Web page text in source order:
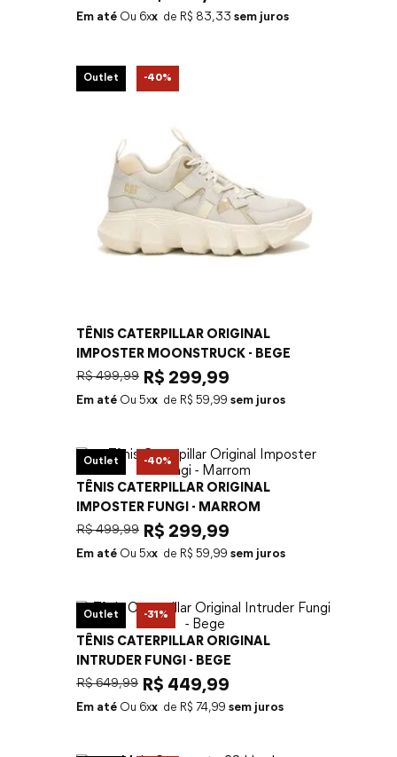
Em até 6 x R$ 83,33 sem juros
Outlet -40%
TÊNIS CATERPILLAR ORIGINAL
IMPOSTER MOONSTRUCK - BEGE
R$ 499,99 R$ 299,99
Em até 5 x R$ 59,99 sem juros
Outlet -40%
TÊNIS CATERPILLAR ORIGINAL
IMPOSTER FUNGI - MARROM
R$ 499,99 R$ 299,99
Em até 5 x R$ 59,99 sem juros
Outlet -31%
TÊNIS CATERPILLAR ORIGINAL
INTRUDER FUNGI - BEGE
R$ 649,99 R$ 449,99
Em até 6 x R$ 74,99 sem juros